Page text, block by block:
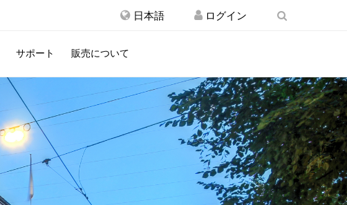
日本語
サポート 販売について